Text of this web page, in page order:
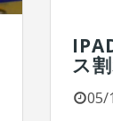
ス
05/